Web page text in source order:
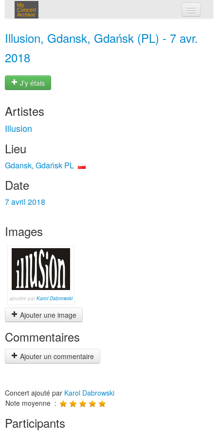
My
Concert
Archive
Illusion, Gdansk, Gdańsk (PL) - 7 avr.
2018
J'y étais
Artistes
Illusion
Lieu
Gdansk, Gdańsk PL
Date
7 avril 2018
Images
ajoutée parKarol Dabrowski
Ajouter une image
Commentaires
Ajouter un commentaire
Concert ajouté par Karol Dabrowski
Note moyenne :
Participants